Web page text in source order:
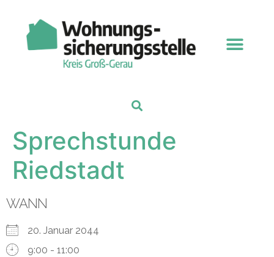
Sprechstunde
Riedstadt
WANN
20. Januar 2044
9:00 - 11:00